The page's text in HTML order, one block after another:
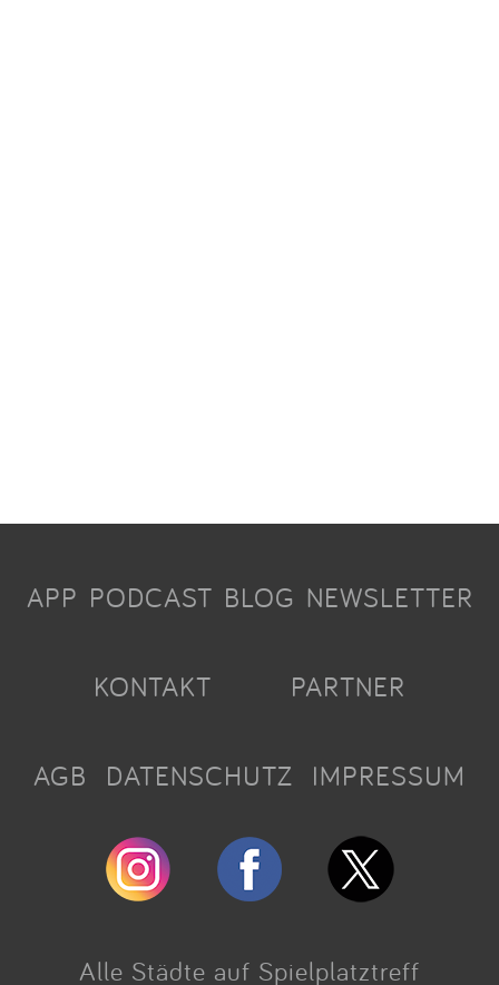
APP PODCAST BLOG NEWSLETTER
KONTAKT PARTNER
AGB DATENSCHUTZ IMPRESSUM
Alle Städte auf Spielplatztreff